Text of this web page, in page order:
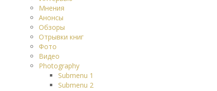
Мнения
Анонсы
Обзоры
Отрывки книг
Фото
Видео
Photography
Submenu 1
Submenu 2